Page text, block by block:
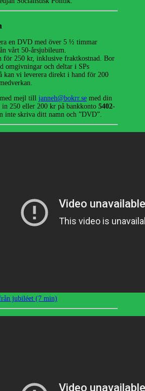
en DVD med över 5 ½ timmar
vårt 50-årsjubileum.
för 250 kr, inklusive fraktkostnad. Bor
omgivningar och deltar i SPs
kan vi leverera direkt i hand för 200
mejl till janneh@bokrr.se med din
in 250 eller 200 kr på bankkonto 5402-
inte skriva ditt namn och ”DVD”.
jubiléet (7 min)